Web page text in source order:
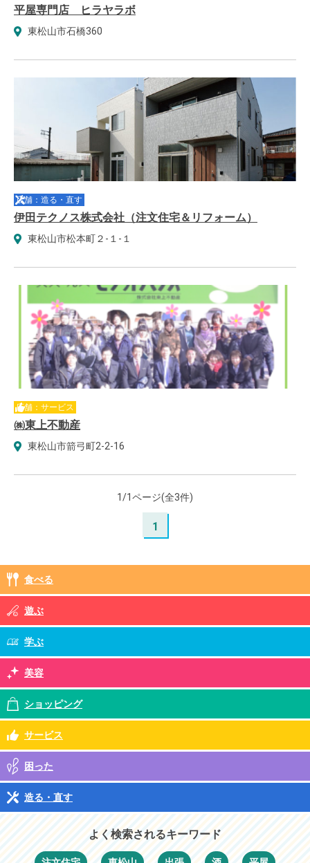
平屋専門店 ヒラヤラボ
東松山市石橋360
店舗：造る・直す
伊田テクノス株式会社（注文住宅＆リフォーム）
東松山市松本町２-１-１
店舗：サービス
㈱東上不動産
東松山市箭弓町2-2-16
1/1ページ(全3件)
1
食べる
遊ぶ
学ぶ
美容
ショッピング
サービス
困った
造る・直す
よく検索されるキーワード